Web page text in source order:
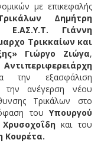
με επικεφαλής
Δημήτρη
Ε.ΑΣ.Υ.Τ.
Γιάννη
Τρικκαίων και
Γιώργο Ζιώγα,
Αντιπεριφερειάρχη
την εξασφάλιση
την ανέγερση νέου
Τρικάλων στο
του Υπουργού
και του
Κουρέτα.